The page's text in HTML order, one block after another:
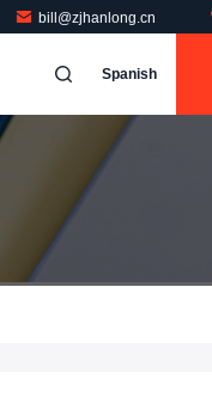
bill@zjhanlong.cn
Spanish